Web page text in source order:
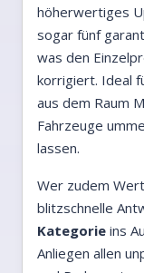
höherwertiges
sogar fünf
was den
korrigiert. Ideal
aus dem Raum
Fahrzeuge
lassen.
Wer zudem
blitzschnelle
Kategorie ins
Anliegen allen